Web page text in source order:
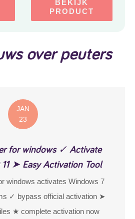
BEKIJK
PRODUCT
over peuters
JAN
23
for windows ✓ Activate
➤ Easy Activation Tool
windows activates Windows 7
✓ bypass official activation ➤
★ complete activation now